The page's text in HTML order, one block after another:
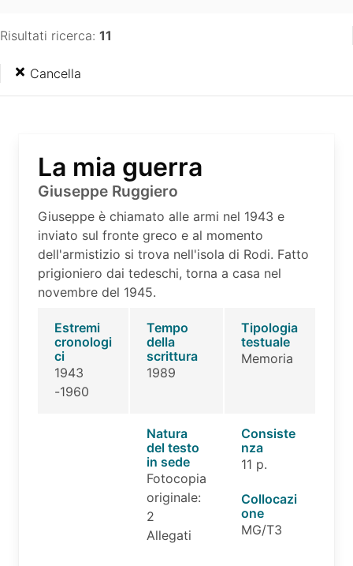
Risultati ricerca: 11
Cancella
La mia guerra
Giuseppe Ruggiero
Giuseppe è chiamato alle armi nel 1943 e
inviato sul fronte greco e al momento
dell'armistizio si trova nell'isola di Rodi. Fatto
prigioniero dai tedeschi, torna a casa nel
novembre del 1945.
Estremi
cronologi
ci
1943
-1960
Tempo
della
scrittura
1989
Tipologia
testuale
Memoria
Natura
del testo
in sede
Fotocopia
originale:
2
Allegati
Consiste
nza
11 p.
Collocazi
one
MG/T3